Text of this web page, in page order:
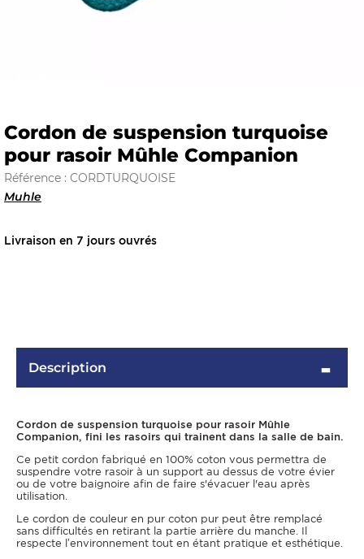
Cordon de suspension turquoise
pour rasoir Mûhle Companion
Référence : CORDTURQUOISE
Muhle
Livraison en 7 jours ouvrés
Description
Cordon de suspension turquoise pour rasoir Mûhle
Companion, fini les rasoirs qui trainent dans la salle de bain.
Ce petit cordon fabriqué en 100% coton vous permettra de
suspendre votre rasoir à un support au dessus de votre évier
ou de votre baignoire afin de faire s'évacuer l'eau après
utilisation.
Le cordon de couleur en pur coton pur peut être remplacé
sans difficultés en retirant la partie arrière du manche. Il
respecte l’environnement tout en étant pratique et esthétique.